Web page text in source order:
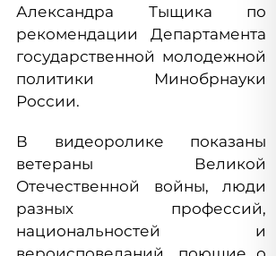
Александра Тыщика по
рекомендации Департамента
государственной молодежной
политики Минобрнауки
России.
В видеоролике показаны
ветераны Великой
Отечественной войны, люди
разных профессий,
национальностей и